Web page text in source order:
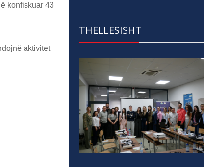
konfiskuar 43
aktivitet
THELLESISHT